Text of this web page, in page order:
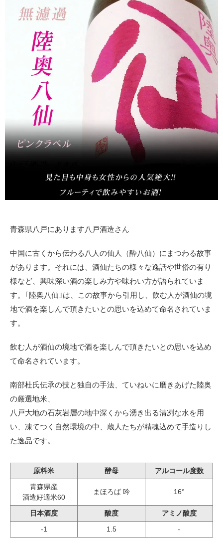
青森県八戸にあります八戸酒造さん
中国に古くから伝わる八人の仙人（酔八仙）にまつわる故事
があります。それには、酒仙たちの様々な逸話や世俗の有り
様など、興味深い酒の楽しみ方や味わい方が語られていま
す。｢陸奥八仙｣は、この故事から引用し、飲む人が酒仙の境
地で酒を楽しんで頂きたいとの思いを込めて命名されていま
す。
飲む人が酒仙の境地で酒を楽しんで頂きたいとの思いを込め
て命名されています。
南部杜氏伝承の技と独自の手法、ていねいに磨きあげた陸奥
の厳選地米、
八戸大地の石灰岩層の地中深くから湧き出る清冽な水を用
い、凍てつく自然環境の中、蔵人たちが精魂込めて手造りし
た逸品です。
原料米 酵母
アルコール度数
青森県産
酒造好適米60
まほろば 吟 16°
日本酒度 酸度
アミノ酸度
-1
1.5 -